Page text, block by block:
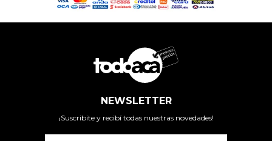
NEWSLETTER
¡Suscribite y recibí todas nuestras novedades!